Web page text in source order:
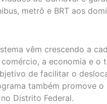
metrô e BRT aos
vêm crescendo a
a economia e o
de facilitar o
também promove o
Distrito Federal.